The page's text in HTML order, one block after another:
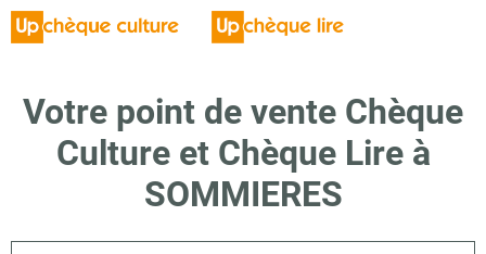
Votre point de vente Chèque
Culture et Chèque Lire à
SOMMIERES